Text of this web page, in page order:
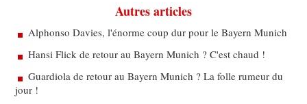
Autres articles
Alphonso Davies, l'énorme coup dur pour le Bayern Munich
Hansi Flick de retour au Bayern Munich ? C'est chaud !
Guardiola de retour au Bayern Munich ? La folle rumeur du
jour !